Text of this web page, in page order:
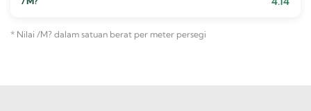
* Nilai /M? dalam satuan berat per meter persegi